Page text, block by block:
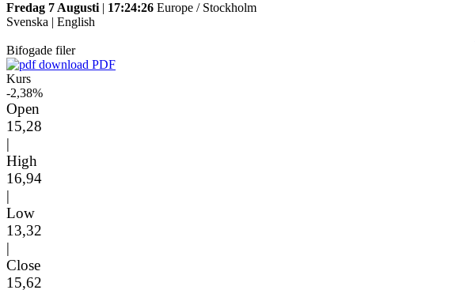
Fredag 7 Augusti | 17:24:26 Europe / Stockholm
Svenska | English
Bifogade filer
PDF
Kurs
-2,38%
Open
15,28
|
High
16,94
|
Low
13,32
|
Close
15,62